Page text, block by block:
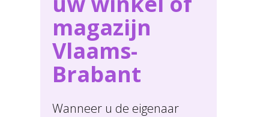
magazijn
Vlaams-
Brabant
Wanneer u de eigenaar